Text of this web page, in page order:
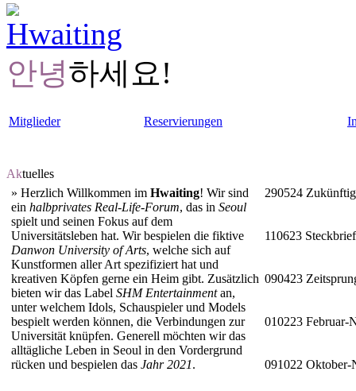
안녕하세요!
Mitglieder Reservierungen
Aktuelles
» Herzlich Willkommen im Hwaiting! Wir sind
ein halbprivates Real-Life-Forum, das in Seoul
spielt und seinen Fokus auf dem
Universitätsleben hat. Wir bespielen die fiktive
Danwon University of Arts, welche sich auf
Kunstformen aller Art spezifiziert hat und
kreativen Köpfen gerne ein Heim gibt. Zusätzlich
bieten wir das Label SHM Entertainmentan,
unter welchem Idols, Schauspieler und Models
bespielt werden können, die Verbindungen zur
Universität knüpfen. Generell möchten wir das
alltägliche Leben in Seoul in den Vordergrund
rücken und bespielen das Jahr 2021.
290524
110623
090423
010223 Februar-
091022